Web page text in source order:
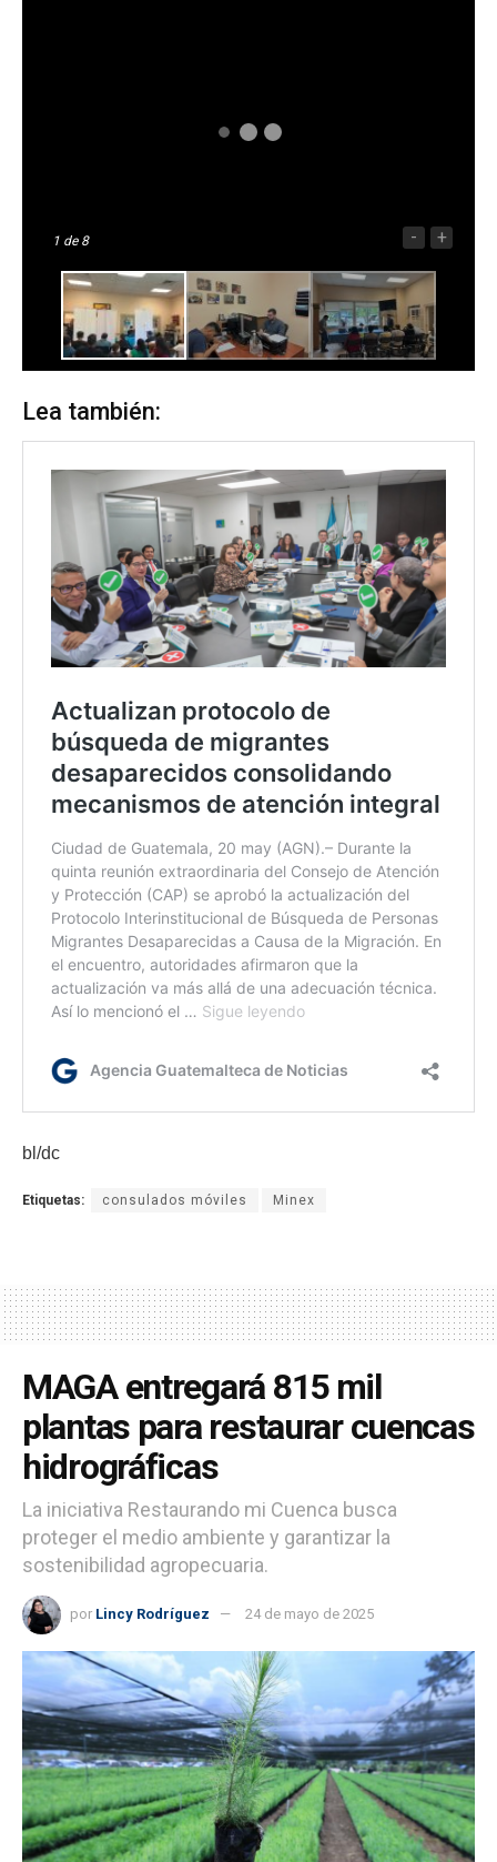
1 de 8 - +
Lea también:
bl/dc
Etiquetas: consulados móviles Minex
MAGA entregará 815 mil
plantas para restaurar cuencas
hidrográficas
La iniciativa Restaurando mi Cuenca busca
proteger el medio ambiente y garantizar la
sostenibilidad agropecuaria.
por Lincy Rodríguez 24 de mayo de 2025